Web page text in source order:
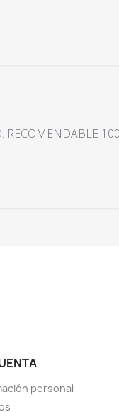
RECOMENDABLE
personal